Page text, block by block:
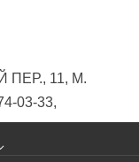
11, М.
03-33,